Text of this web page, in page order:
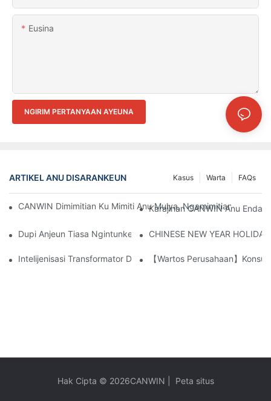
Eusina
NGIRIM PERTANYAAN AYEUNA
ARTIKEL ANU DISARANKEUN FAQs
Warta
Kasus
CANWIN Dimimitian Ku Mimiti Anu Mulya, Ngamimitian
Karajinan CANWIN Anu
Dupi Anjeun Tiasa Ngintunkeun Staf Anjeun Pikeun Masang
CHINESE NEW YEAR
Intelijenisasi Transformator Dina Operasi Pembangkit Listrik
【Wartos Perusahaan】
Hak Cipta © 2026CANWIN Peta situs